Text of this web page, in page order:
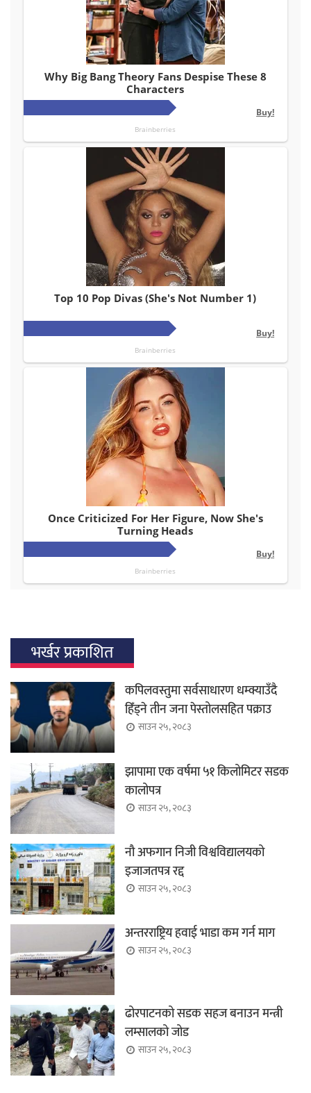
भर्खर प्रकाशित
कपिलवस्तुमा सर्वसाधारण धम्क्याउँदै
हिँड्ने तीन जना पेस्तोलसहित पक्राउ
साउन २५, २०८३
झापामा एक वर्षमा ५१ किलोमिटर सडक
कालोपत्र
साउन २५, २०८३
नौ अफगान निजी विश्वविद्यालयको
इजाजतपत्र रद्द
साउन २५, २०८३
अन्तरराष्ट्रिय हवाई भाडा कम गर्न माग
साउन २५, २०८३
ढोरपाटनको सडक सहज बनाउन मन्त्री
लम्सालको जोड
साउन २५, २०८३